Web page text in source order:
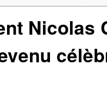
Nicolas